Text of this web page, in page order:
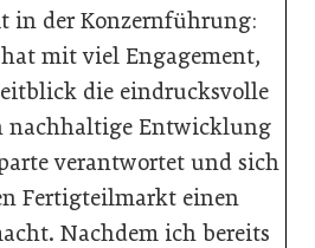
in der Konzernführung:
mit viel Engagement,
die eindrucksvolle
Entwicklung
verantwortet und sich
Fertigteilmarkt einen
Nachdem ich bereits